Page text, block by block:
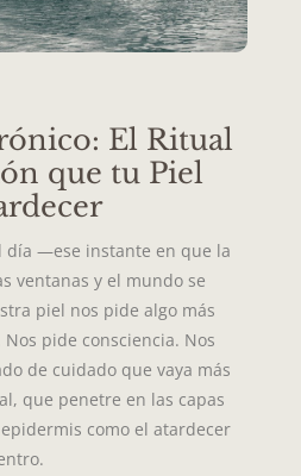
El Ritual
que tu Piel
día —ese instante en que la
ventanas y el mundo se
piel nos pide algo más
pide consciencia. Nos
de cuidado que vaya más
que penetre en las capas
como el atardecer